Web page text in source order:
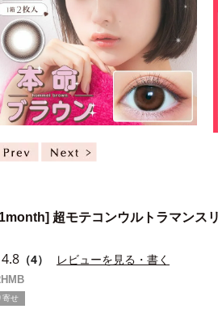
超モテコンウルトラマンス
4.8 （4） レビューを見る・書く
寄せ